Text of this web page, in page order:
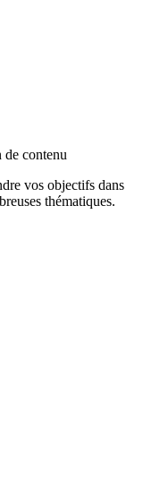
de contenu
vos objectifs dans
thématiques.